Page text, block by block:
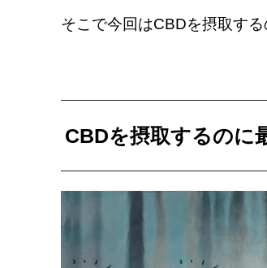
そこで今回はCBDを摂取す
CBDを摂取するのに